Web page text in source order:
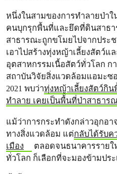
หนึ่งในสามของการทำลายป่า
คนบุกรุกพื้นที่และยึดที่ดินสาธ
สาธารณะถูกขโมยไปจากประ
เอาไปสร้างทุ่งหญ้าเลี้ยงสัตว์แ
อุตสาหกรรมเนื้อสัตว์ทั่วโลก ก
สถาบันวิจัยสิ่งแวดล้อมแอมะซ
2021 พบว่าทุ่งหญ้าเลี้ยงสัตว์กิน
ทำลาย เคยเป็นพื้นที่ป่าสาธาร
แม้ว่าการกระทำดังกล่าวอุกอ
ทางสิ่งแวดล้อม แต่กลับได้รับค
เมือง
ตลอดจนธนาคารราย
ทั่วโลก ก็เลือกที่จะมองข้ามปร